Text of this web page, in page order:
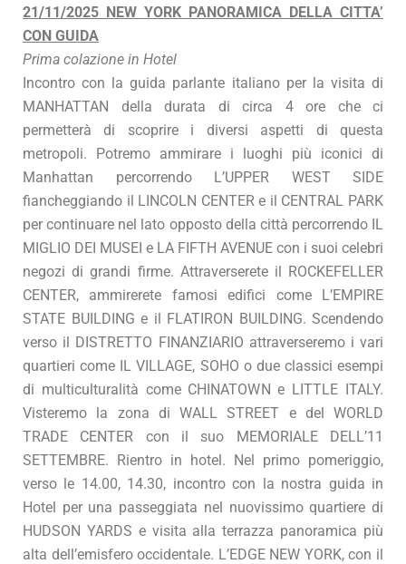
21/11/2025 NEW YORK PANORAMICA DELLA CITTA’
CON GUIDA
Prima colazione in Hotel
Incontro con la guida parlante italiano per la visita di
MANHATTAN della durata di circa 4 ore che ci
permetterà di scoprire i diversi aspetti di questa
metropoli. Potremo ammirare i luoghi più iconici di
Manhattan percorrendo L’UPPER WEST SIDE
fiancheggiando il LINCOLN CENTER e il CENTRAL PARK
per continuare nel lato opposto della città percorrendo IL
MIGLIO DEI MUSEI e LA FIFTH AVENUE con i suoi celebri
negozi di grandi firme. Attraverserete il ROCKEFELLER
CENTER, ammirerete famosi edifici come L’EMPIRE
STATE BUILDING e il FLATIRON BUILDING. Scendendo
verso il DISTRETTO FINANZIARIO attraverseremo i vari
quartieri come IL VILLAGE, SOHO o due classici esempi
di multiculturalità come CHINATOWN e LITTLE ITALY.
Visteremo la zona di WALL STREET e del WORLD
TRADE CENTER con il suo MEMORIALE DELL’11
SETTEMBRE. Rientro in hotel. Nel primo pomeriggio,
verso le 14.00, 14.30, incontro con la nostra guida in
Hotel per una passeggiata nel nuovissimo quartiere di
HUDSON YARDS e visita alla terrazza panoramica più
alta dell’emisfero occidentale. L’EDGE NEW YORK, con il